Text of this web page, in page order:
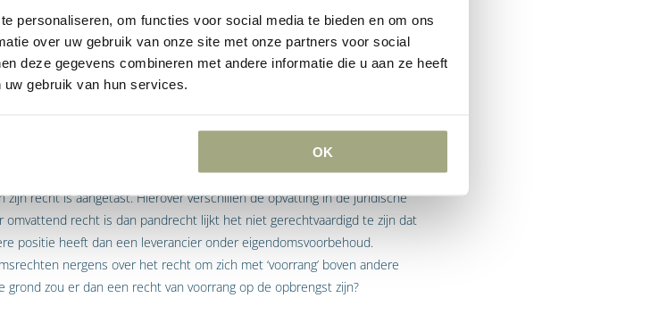
personaliseren, om functies voor social media te bieden en om ons
over uw gebruik van onze site met onze partners voor social
deze gegevens combineren met andere informatie die u aan ze heeft
gebruik van hun services.
OK
en pandrecht
beiden om zekerheid te verschaffen, zij verschillen ook in
meest omvattende recht op een zaak wat iemand kan hebben en kan
eigenaar hoeft met helemaal niemand te delen.
wiens recht is aangetast door een curator eenzelfde preferente
recht is aangetast. Hierover verschillen de opvatting in de juridische
recht is dan pandrecht lijkt het niet gerechtvaardigd te zijn dat
positie heeft dan een leverancier onder eigendomsvoorbehoud.
nergens over het recht om zich met ‘voorrang’ boven andere
zou er dan een recht van voorrang op de opbrengst zijn?